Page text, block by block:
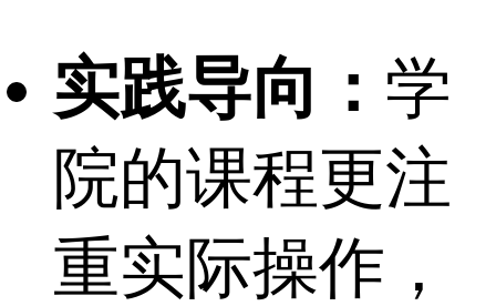
实践导向： 学
院的课程更注
重实际操作，